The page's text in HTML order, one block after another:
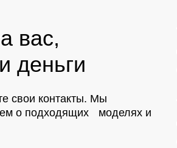
свои контакты. Мы
о подходящих моделях и
вас,
деньги